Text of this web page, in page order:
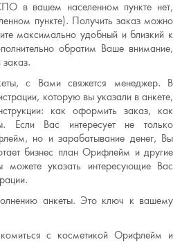
в вашем населенном пункте нет,
пункте). Получить заказ можно
максимально удобный и близкий к
обратим Ваше внимание,
с Вами свяжется менеджер. В
которую вы указали в анкете,
как оформить заказ, как
Если Вас интересует не только
но и зарабатывание денег, Вы
бизнес план Орифлейм и другие
указать интересующие Вас
анкеты. Это ключ к вашему
с косметикой Орифлейм и